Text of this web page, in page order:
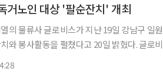
거노인 대상 '팔순잔치' 개최
의 물류사 글로비스가 지난 19일 강남구 일
동을 펼쳤다고 20일 밝혔다. 글로비스는 "지난 19일 전문사회봉사